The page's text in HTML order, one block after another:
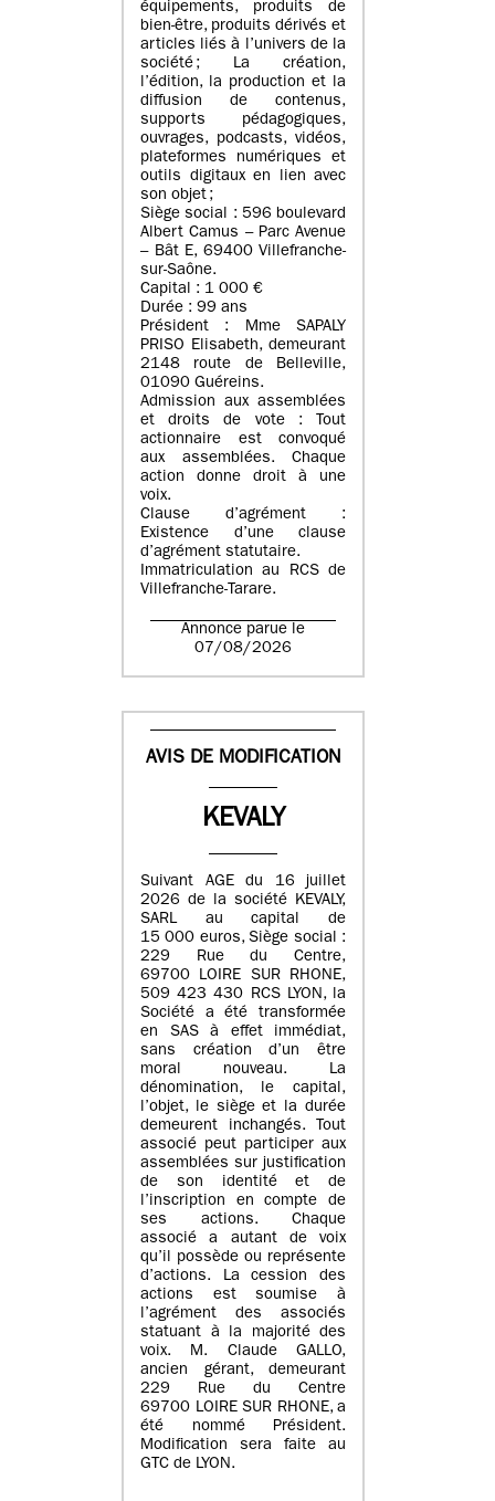
équipements, produits de
bien-être, produits dérivés et
articles liés à l’univers de la
société ; La création,
l’édition, la production et la
diffusion de contenus,
supports pédagogiques,
ouvrages, podcasts, vidéos,
plateformes numériques et
outils digitaux en lien avec
son objet ;
Siège social : 596 boulevard
Albert Camus – Parc Avenue
– Bât E, 69400 Villefranche-
sur-Saône.
Capital : 1 000 €
Durée : 99 ans
Président : Mme SAPALY
PRISO Elisabeth, demeurant
2148 route de Belleville,
01090 Guéreins.
Admission aux assemblées
et droits de vote : Tout
actionnaire est convoqué
aux assemblées. Chaque
action donne droit à une
voix.
Clause d’agrément :
Existence d’une clause
d’agrément statutaire.
Immatriculation au RCS de
Villefranche-Tarare.
Annonce parue le
07/08/2026
AVIS DE MODIFICATION
KEVALY
Suivant AGE du 16 juillet
2026 de la société KEVALY,
SARL au capital de
15 000 euros, Siège social :
229 Rue du Centre,
69700 LOIRE SUR RHONE,
509 423 430 RCS LYON, la
Société a été transformée
en SAS à effet immédiat,
sans création d’un être
moral nouveau. La
dénomination, le capital,
l’objet, le siège et la durée
demeurent inchangés. Tout
associé peut participer aux
assemblées sur justification
de son identité et de
l’inscription en compte de
ses actions. Chaque
associé a autant de voix
qu’il possède ou représente
d’actions. La cession des
actions est soumise à
l’agrément des associés
statuant à la majorité des
voix. M. Claude GALLO,
ancien gérant, demeurant
229 Rue du Centre
69700 LOIRE SUR RHONE, a
été nommé Président.
Modification sera faite au
GTC de LYON.